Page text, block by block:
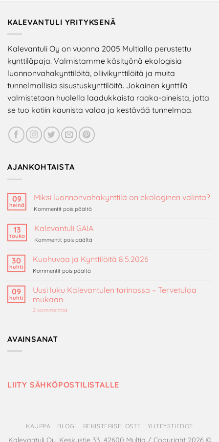
KALEVANTULI YRITYKSENÄ
Kalevantuli Oy on vuonna 2005 Multialla perustettu
kynttiläpaja. Valmistamme käsityönä ekologisia
luonnonvahakynttilöitä, oliivikynttilöitä ja muita
tunnelmallisia sisustuskynttilöitä. Jokainen kynttilä
valmistetaan huolella laadukkaista raaka-aineista, jotta
se tuo kotiin kaunista valoa ja kestävää tunnelmaa.
AJANKOHTAISTA
09
heinä
Miksi luonnonvahakynttilä on ekologinen valinta?
Kommentit pois päältä
luonnonvahakynttilä
on
ekologinen
13
touko
Kalevantuli GAIA
Kommentit pois päältä
GAIA
30
huhti
Kuohuvaa ja Kynttilöitä 8.5.2026
Kommentit pois päältä
ja
Kynttilöitä
09
huhti
Uusi luku Kalevantulen tarinassa – Tervetuloa
mukaan
2 kommenttia
AVAINSANAT
LIITY SÄHKÖPOSTILISTALLE
KAUPPA BLOGI REKISTERISELOSTE YHTEYSTIEDOT
Kalevantuli Oy, Keskustie 33, 42600 Multia / Copyright 2026 ©